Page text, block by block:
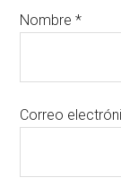
Nombre*
Correo